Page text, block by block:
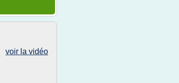
voir la vidéo